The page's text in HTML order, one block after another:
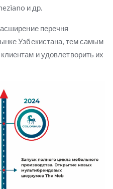
и др.
перечня
Узбекистана, тем самым
и удовлетворить их